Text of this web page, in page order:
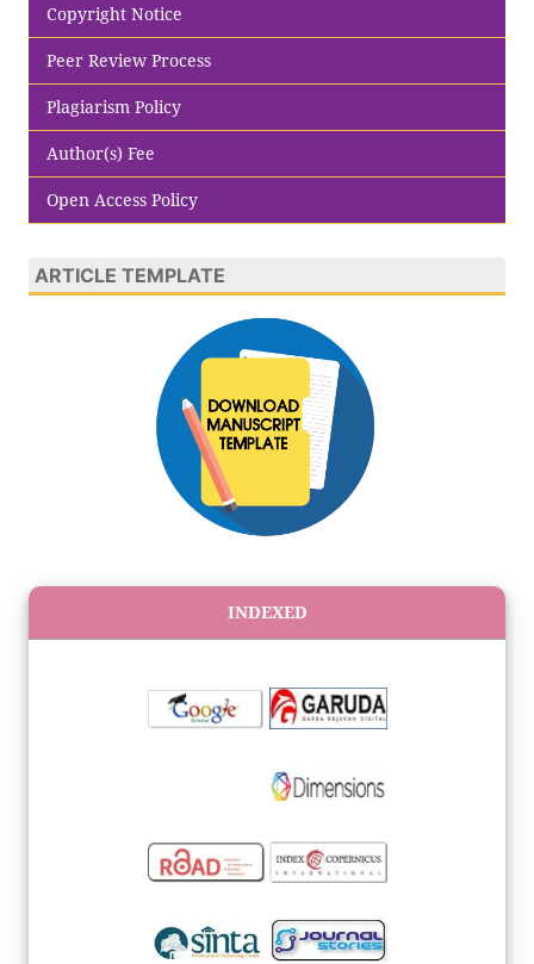
Copyright Notice
Peer Review Process
Plagiarism Policy
Author(s) Fee
Open Access Policy
ARTICLE TEMPLATE
INDEXED